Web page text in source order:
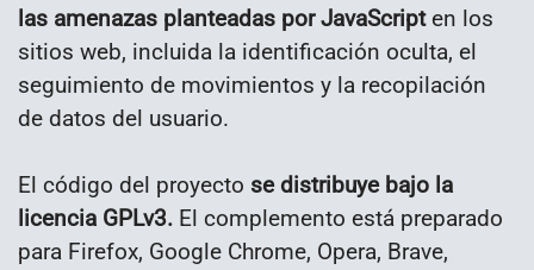
las amenazas planteadas por JavaScripten los
sitios web, incluida la identificación oculta, el
seguimiento de movimientos y la recopilación
de datos del usuario.
El código del proyecto se distribuye bajo la
licencia GPLv3. El complemento está preparado
para Firefox, Google Chrome, Opera, Brave,